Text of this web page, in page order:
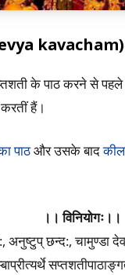
के पाठ करने से
हैं।
पाठऔर उसके बाद
।। विनियोगः।।
छन्द:, चामुण्डा